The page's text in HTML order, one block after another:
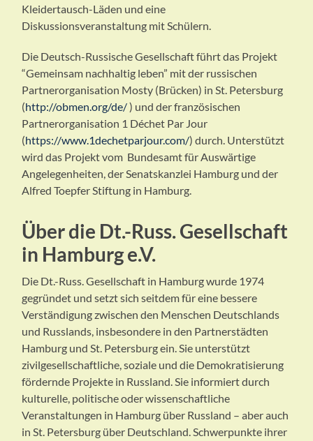
Kleidertausch-Läden und eine
Diskussionsveranstaltung mit Schülern.
Die Deutsch-Russische Gesellschaft führt das Projekt
“Gemeinsam nachhaltig leben” mit der russischen
Partnerorganisation Mosty (Brücken) in St. Petersburg
(http://obmen.org/de/) und der französischen
Partnerorganisation 1 Déchet Par Jour
(https://www.1dechetparjour.com/) durch. Unterstützt
wird das Projekt vom Bundesamt für Auswärtige
Angelegenheiten, der Senatskanzlei Hamburg und der
Alfred Toepfer Stiftung in Hamburg.
Über die Dt.-Russ. Gesellschaft
in Hamburg e.V.
Die Dt.-Russ. Gesellschaft in Hamburg wurde 1974
gegründet und setzt sich seitdem für eine bessere
Verständigung zwischen den Menschen Deutschlands
und Russlands, insbesondere in den Partnerstädten
Hamburg und St. Petersburg ein. Sie unterstützt
zivilgesellschaftliche, soziale und die Demokratisierung
fördernde Projekte in Russland. Sie informiert durch
kulturelle, politische oder wissenschaftliche
Veranstaltungen in Hamburg über Russland – aber auch
in St. Petersburg über Deutschland. Schwerpunkte ihrer